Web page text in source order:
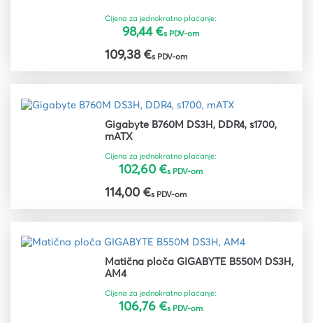
Cijena za jednokratno plaćanje:
98,44 €s PDV-om
109,38 €s PDV-om
Gigabyte B760M DS3H, DDR4, s1700,
mATX
Cijena za jednokratno plaćanje:
102,60 €s PDV-om
114,00 €s PDV-om
Matična ploča GIGABYTE B550M DS3H,
AM4
Cijena za jednokratno plaćanje:
106,76 €s PDV-om